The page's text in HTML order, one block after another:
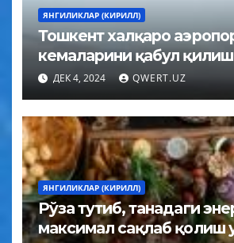
ЯНГИЛИКЛАР (КИРИЛЛ)
Тошкент халқаро
кемаларини қабул
ўрнатилди
ДЕК 4, 2024 QWERT.UZ
ЯНГИЛИКЛАР (КИРИЛЛ)
Рўза тутиб, танадаги
максимал сақлаб қолиш